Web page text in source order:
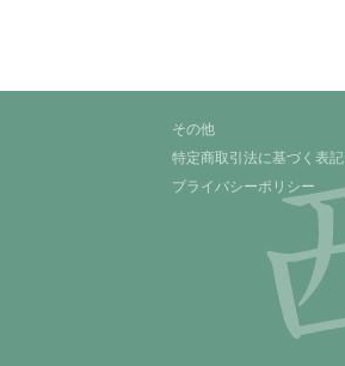
その他
特定商取引法に基づく表記
プライバシーポリシー